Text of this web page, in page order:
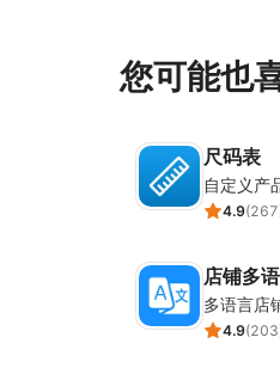
您可能也
尺码表
自定义产
4.9(267
店铺多
多语言店
4.9(203